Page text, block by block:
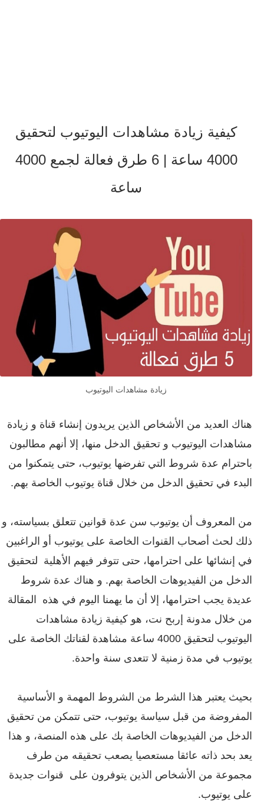
كيفية زيادة مشاهدات اليوتيوب لتحقيق
4000 ساعة | 6 طرق فعالة لجمع 4000
ساعة
زيادة مشاهدات اليوتيوب
هناك العديد من الأشخاص الذين يريدون إنشاء قناة و زيادة
مشاهدات اليوتيوب و تحقيق الدخل منها، إلا أنهم مطالبون
باحترام عدة شروط التي تفرضها يوتيوب، حتى يتمكنوا من
البدء في تحقيق الدخل من خلال قناة يوتيوب الخاصة بهم.
من المعروف أن يوتيوب سن عدة قوانين تتعلق بسياسته، و
ذلك لحث أصحاب القنوات الخاصة على يوتيوب أو الراغبين
في إنشائها على احترامها، حتى تتوفر فيهم الأهلية لتحقيق
الدخل من الفيديوهات الخاصة بهم. و هناك عدة شروط
عديدة يجب احترامها، إلا أن ما يهمنا اليوم في هذه المقالة
من خلال مدونة إربح نت، هو كيفية زيادة مشاهدات
اليوتيوب لتحقيق 4000 ساعة مشاهدة لقناتك الخاصة على
يوتيوب في مدة زمنية لا تتعدى سنة واحدة.
بحيث يعتبر هذا الشرط من الشروط المهمة و الأساسية
المفروضة من قبل سياسة يوتيوب، حتى تتمكن من تحقيق
الدخل من الفيديوهات الخاصة بك على هذه المنصة، و هذا
يعد بحد ذاته عائقا مستعصيا يصعب تحقيقه من طرف
مجموعة من الأشخاص الذين يتوفرون على قنوات جديدة
على يوتيوب.